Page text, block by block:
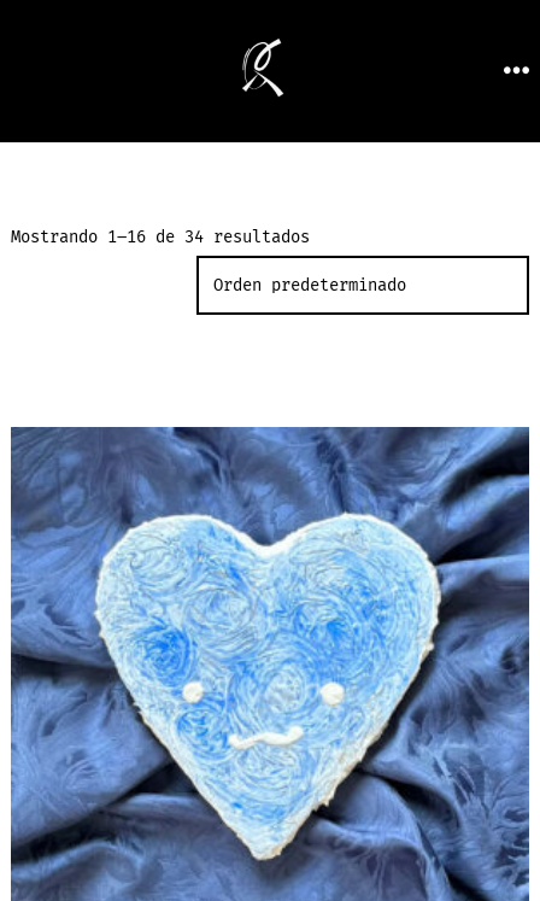
Mostrando 1–16 de 34 resultados